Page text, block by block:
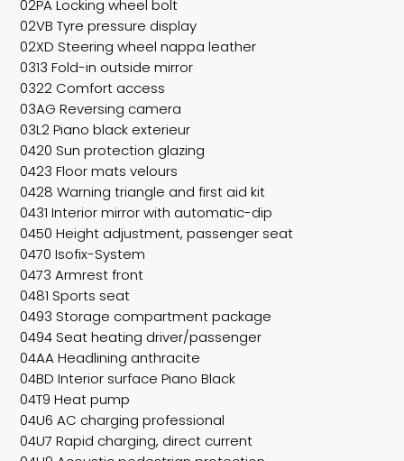
02PA Locking wheel bolt
02VB Tyre pressure display
02XD Steering wheel nappa leather
0313 Fold-in outside mirror
0322 Comfort access
03AG Reversing camera
03L2 Piano black exterieur
0420 Sun protection glazing
0423 Floor mats velours
0428 Warning triangle and first aid kit
0431 Interior mirror with automatic-dip
0450 Height adjustment, passenger seat
0470 Isofix-System
0473 Armrest front
0481 Sports seat
0493 Storage compartment package
0494 Seat heating driver/passenger
04AA Headlining anthracite
04BD Interior surface Piano Black
04T9 Heat pump
04U6 AC charging professional
04U7 Rapid charging, direct current